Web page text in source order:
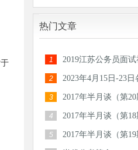
分公司
热门文章
1 2019江苏公务员面
2
2023年4月15日-23
汇总
3 2017年半月谈（第20
4 2017年半月谈（第18
5 2017年半月谈（第19